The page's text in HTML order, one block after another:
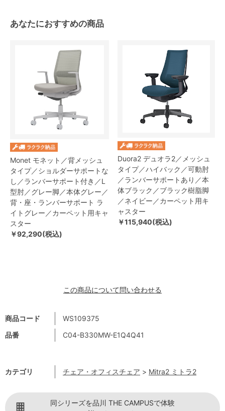
商品コード
WS109375
品番
C04-B330MW-E1Q4Q41
カテゴリ チェア・オフィスチェア > Mitra2 ミトラ2
あなたにおすすめの商品
Monet モネット／背メッシュ
タイプ／ショルダーサポートな
し／ランバーサポート付き／L
型肘／グレー脚／本体グレー／
背・座・ランバーサポート ラ
イトグレー／カーペット用キャ
スター
￥92,290(税込)
Duora2 デュオラ2／メッシュ
タイプ／ハイバック／可動肘
／ランバーサポートあり／本
体ブラック／ブラック樹脂脚
／ネイビー／カーペット用キ
ャスター
￥115,940(税込)
この商品について問い合わせる
同シリーズを品川 THE CAMPUSで体験